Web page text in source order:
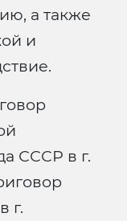
а также
и
СССР в г.
г.